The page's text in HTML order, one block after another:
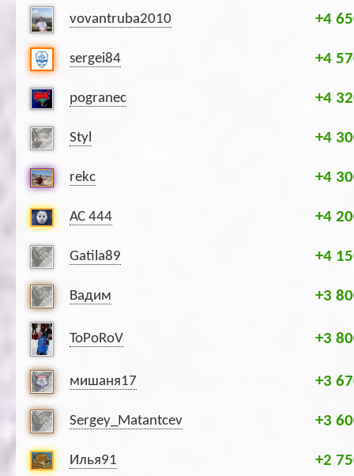
vovantruba2010 +4
sergei84 +4
pogranec +4
Styl +4
rekc +4
АС 444 +4
Gatila89 +4
Вадим +3
ToPoRoV +3
мишаня17 +3
Sergey_Matantcev +3
Илья91 +2